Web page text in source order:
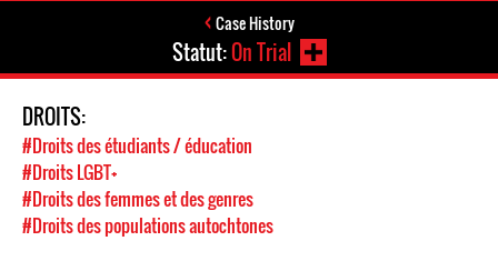
Case History
Statut:On Trial
DROITS:
#Droits des étudiants / éducation
#Droits LGBT+
#Droits des femmes et des genres
#Droits des populations autochtones